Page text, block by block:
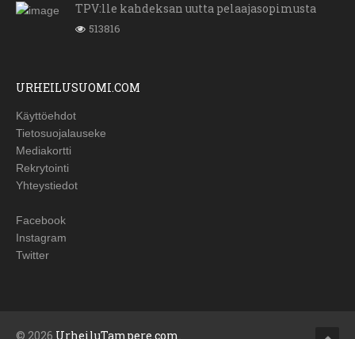
TPV:lle kahdeksan uutta pelaajasopimusta
513816
URHEILUSUOMI.COM
Käyttöehdot
Tietosuojalauseke
Mediakortti
Rekrytointi
Yhteystiedot
Facebook
Instagram
Twitter
© 2026 UrheiluTampere.com